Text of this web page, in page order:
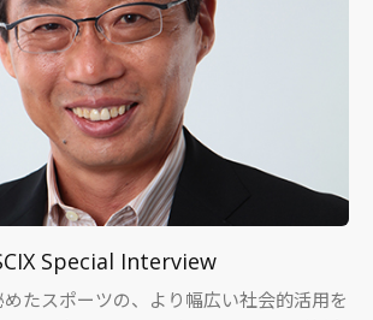
Special Interview
たスポーツの、より幅広い社会的活用を